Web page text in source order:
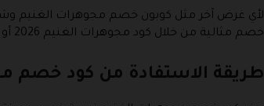
لأي غرض آخر مثل كوبون خصم مجوهرات الغنيم
خصم مثالية من خلال كود مجوهرات الغنيم 2026 أو تجربة الشراء باستخدام قسيمة شراء مجوهرات الغنيم .
طريقة الاستفادة من كود خصم